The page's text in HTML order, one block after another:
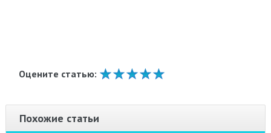
Оцените статью:
Похожие статьи